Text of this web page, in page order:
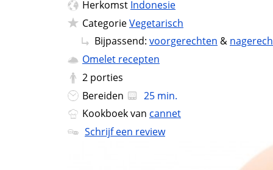
Herkomst Indonesie
CategorieVegetarisch
Bijpassend: voorgerechten &
Omelet recepten
2 porties
Bereiden
25 min.
Kookboek van cannet
Schrijf een review